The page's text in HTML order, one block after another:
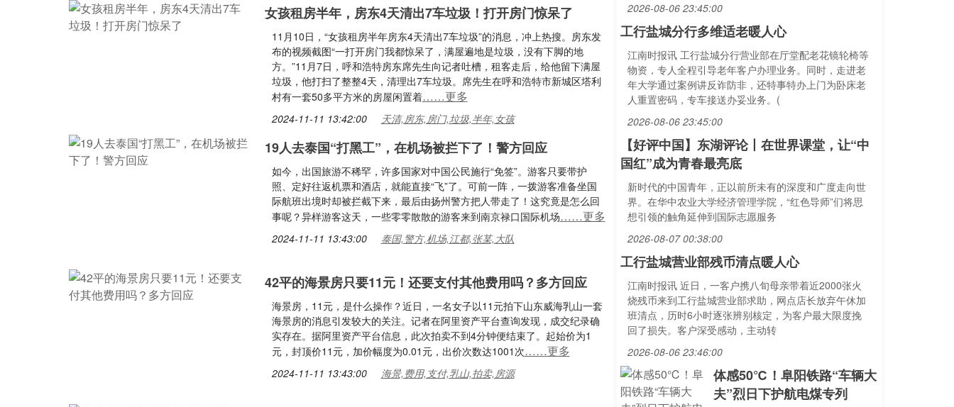
女孩租房半年，房东4天清出7车垃圾！打开房门惊呆了
11月10日，“女孩租房半年房东4天清出7车垃圾”的消息，冲上热搜。房东发
布的视频截图“一打开房门我都惊呆了，满屋遍地是垃圾，没有下脚的地
方。”11月7日，呼和浩特房东席先生向记者吐槽，租客走后，给他留下满屋
垃圾，他打扫了整整4天，清理出7车垃圾。席先生在呼和浩特市新城区塔利
村有一套50多平方米的房屋闲置着……更多
2024-11-11 13:42:00 天清,房东,房门,垃圾,半年,女孩
19人去泰国“打黑工”，在机场被拦下了！警方回应
如今，出国旅游不稀罕，许多国家对中国公民施行“免签”。游客只要带护
照、定好往返机票和酒店，就能直接“飞”了。可前一阵，一拨游客准备坐国
际航班出境时却被拦截下来，最后由扬州警方把人带走了！这究竟是怎么回
事呢？异样游客这天，一些零零散散的游客来到南京禄口国际机场……更多
2024-11-11 13:43:00 泰国,警方,机场,江都,张某,大队
42平的海景房只要11元！还要支付其他费用吗？多方回应
海景房，11元，是什么操作？近日，一名女子以11元拍下山东威海乳山一套
海景房的消息引发较大的关注。记者在阿里资产平台查询发现，成交纪录确
实存在。据阿里资产平台信息，此次拍卖不到4分钟便结束了。起始价为1
元，封顶价11元，加价幅度为0.01元，出价次数达1001次……更多
2024-11-11 13:43:00 海景,费用,支付,乳山,拍卖,房源
2026-08-06 23:45:00
工行盐城分行多维适老暖人心
江南时报讯 工行盐城分行营业部在厅堂配老花镜轮椅等
物资，专人全程引导老年客户办理业务。同时，走进老
年大学通过案例讲反诈防非，还特事特办上门为卧床老
人重置密码，专车接送办妥业务。(
2026-08-06 23:45:00
【好评中国】东湖评论丨在世界课堂，让“中
国红”成为青春最亮底
新时代的中国青年，正以前所未有的深度和广度走向世
界。在华中农业大学经济管理学院，“红色导师”们将思
想引领的触角延伸到国际志愿服务
2026-08-07 00:38:00
工行盐城营业部残币清点暖人心
江南时报讯 近日，一客户携八旬母亲带着近2000张火
烧残币来到工行盐城营业部求助，网点店长放弃午休加
班清点，历时6小时逐张辨别核定，为客户最大限度挽
回了损失。客户深受感动，主动转
2026-08-06 23:46:00
体感50℃！阜阳铁路“车辆大
夫”烈日下护航电煤专列